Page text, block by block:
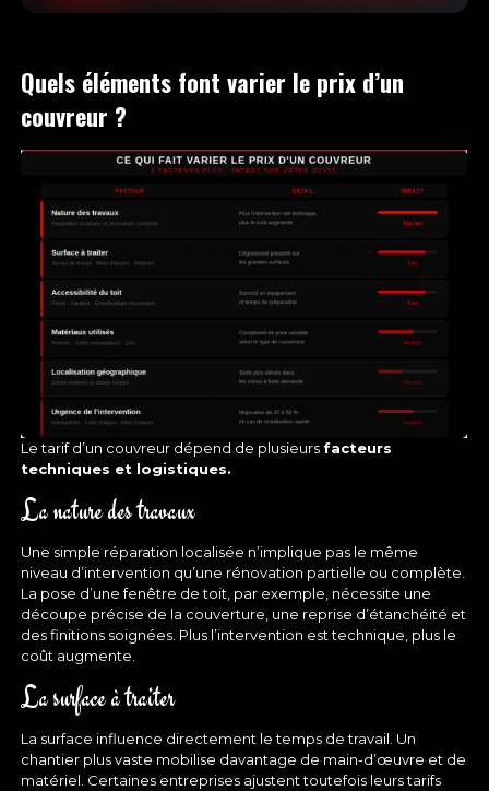
Quels éléments font varier le prix d’un
couvreur ?
Le tarif d’un couvreur dépend de plusieurs facteurs
techniques et logistiques.
La nature des travaux
Une simple réparation localisée n’implique pas le même
niveau d’intervention qu’une rénovation partielle ou complète.
La pose d’une fenêtre de toit, par exemple, nécessite une
découpe précise de la couverture, une reprise d’étanchéité et
des finitions soignées. Plus l’intervention est technique, plus le
coût augmente.
La surface à traiter
La surface influence directement le temps de travail. Un
chantier plus vaste mobilise davantage de main-d’œuvre et de
matériel. Certaines entreprises ajustent toutefois leurs tarifs